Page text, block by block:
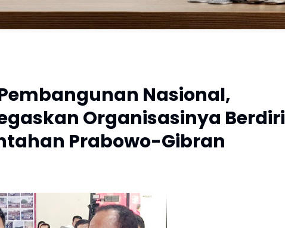
Nasional,
Organisasinya Berdiri
Prabowo-Gibran